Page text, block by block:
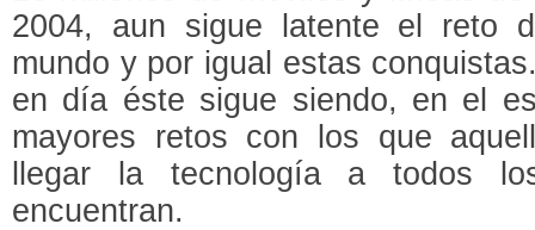
2004, aun sigue latente el reto
mundo y por igual estas
en día éste sigue siendo, en el
mayores retos con los que
llegar la tecnología a todos
encuentran.